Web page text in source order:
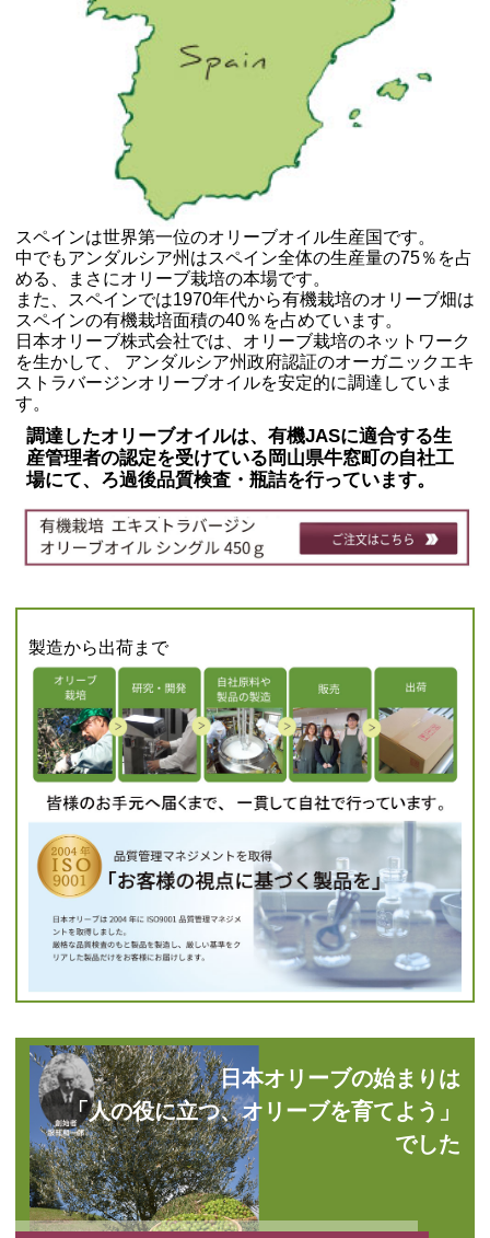
スペインは世界第一位のオリーブオイル生産国です。
中でもアンダルシア州はスペイン全体の生産量の75％を占
める、まさにオリーブ栽培の本場です。
また、スペインでは1970年代から有機栽培のオリーブ畑は
スペインの有機栽培面積の40％を占めています。
日本オリーブ株式会社では、オリーブ栽培のネットワーク
を生かして、 アンダルシア州政府認証のオーガニックエキ
ストラバージンオリーブオイルを安定的に調達していま
す。
調達したオリーブオイルは、有機JASに適合する生
産管理者の認定を受けている岡山県牛窓町の自社工
場にて、ろ過後品質検査・瓶詰を行っています。
製造から出荷まで
日本オリーブの始まりは
「人の役に立つ、オリーブを育てよう」
でした